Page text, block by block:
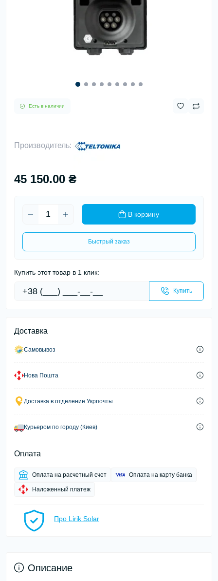
Есть в наличии
Производитель:
45 150.00 ₴
В корзину
Быстрый заказ
Купить этот товар в 1 клик:
Купить
Доставка
Самовывоз
Нова Пошта
Доставка в отделение Укрпочты
Курьером по городу (Киев)
Оплата
Оплата на расчетный счет Оплата на карту банка
Наложенный платеж
Про Lirik Solar
Описание